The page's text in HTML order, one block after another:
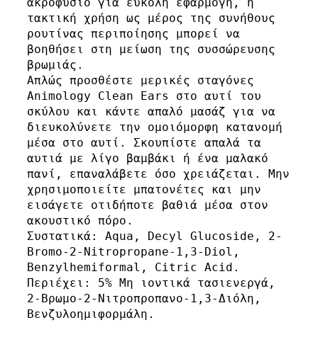
τακτική χρήση ως μέρος της συνήθους
ρουτίνας περιποίησης μπορεί να
βοηθήσει στη μείωση της συσσώρευσης
βρωμιάς.
Απλώς προσθέστε μερικές σταγόνες
Animology Clean Ears στο αυτί του
σκύλου και κάντε απαλό μασάζ για να
διευκολύνετε την ομοιόμορφη κατανομή
μέσα στο αυτί. Σκουπίστε απαλά τα
αυτιά με λίγο βαμβάκι ή ένα μαλακό
πανί, επαναλάβετε όσο χρειάζεται. Μην
χρησιμοποιείτε μπατονέτες και μην
εισάγετε οτιδήποτε βαθιά μέσα στον
ακουστικό πόρο.
Συστατικά: Aqua, Decyl Glucoside, 2-
Bromo-2-Nitropropane-1,3-Diol,
Benzylhemiformal, Citric Acid.
Περιέχει: 5% Μη ιοντικά τασιενεργά,
2-Βρωμο-2-Νιτροπροπανο-1,3-Διόλη,
Βενζυλοημιφορμάλη.